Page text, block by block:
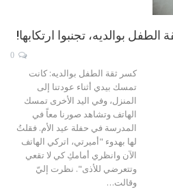
كسر ثقة الطفل بوالديه: كانت
تمسك بيدي أثناء عودتنا إلى
المنزل، وفي اليد الأخرى تمسك
الهاتف وتشاهد صورنا معاً في
المدرسة في حفلة عيد الأم. فقلتُ
لها بهدوء "أميرتي، اتركي الهاتف
الآن وانظري أمامكِ كي لا تقعي
وتتعرضي للأذى". نظرت إليّ
وقالت…